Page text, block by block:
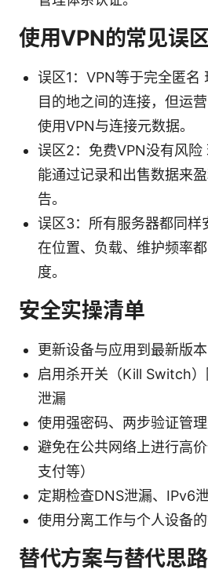
使用VPN的常见误
误区1：VPN等于完全匿名
目的地之间的连接，但运
使用VPN与连接元数据。
误区2：免费VPN没有风险
能通过记录和出售数据来
告。
误区3：所有服务器都同样
在位置、负载、维护频率
度。
安全实操清单
更新设备与应用到最新版本
启用杀开关（Kill Switch
泄漏
使用强密码、两步验证管
避免在公共网络上进行高价
支付等）
定期检查DNS泄漏、IPv6
使用分离工作与个人设备
替代方案与替代思路